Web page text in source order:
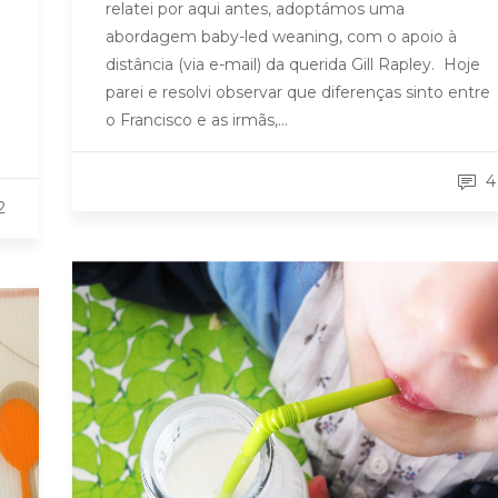
relatei por aqui antes, adoptámos uma
abordagem baby-led weaning, com o apoio à
distância (via e-mail) da querida Gill Rapley. Hoje
parei e resolvi observar que diferenças sinto entre
o Francisco e as irmãs,…
4